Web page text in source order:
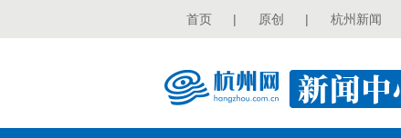
首页 | 原创 | 杭州新闻